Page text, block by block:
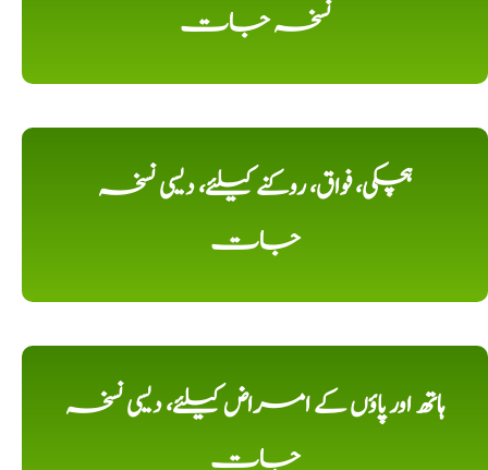
نسخہ جات
ہچکی، فواق، روکنے کیلئے، دیسی نسخہ
جات
ہاتھ اور پاؤں کے امراض کیلئے، دیسی نسخہ
جات